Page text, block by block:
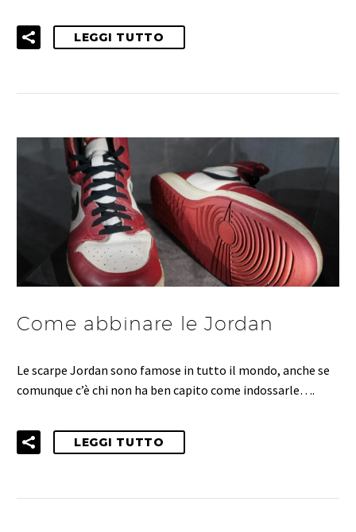
LEGGI TUTTO
Come abbinare le Jordan
Le scarpe Jordan sono famose in tutto il mondo, anche se
comunque c’è chi non ha ben capito come indossarle….
LEGGI TUTTO